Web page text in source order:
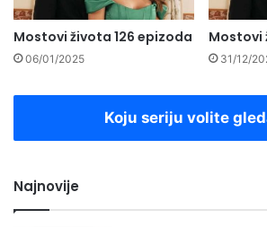
Mostovi života 126 epizoda
06/01/2025
Mostovi
31/12/
Koju seriju volite
Najnovije